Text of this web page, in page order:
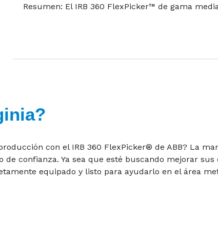
Resumen: El IRB 360 FlexPicker™ de gama
con el IRB 360 FlexPicker® de ABB? La
de confianza. Ya sea que esté buscando mejorar
equipado y listo para ayudarlo en el área